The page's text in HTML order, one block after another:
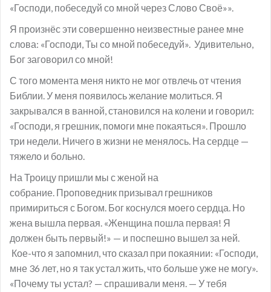
«Господи, побеседуй со мной через Слово Своё»».
Я произнёс эти совершенно неизвестные ранее мне
слова: «Господи, Ты со мной побеседуй». Удивительно,
Бог заговорил со мной!
С того момента меня никто не мог отвлечь от чтения
Библии. У меня появилось желание молиться. Я
закрывался в ванной, становился на колени и говорил:
«Господи, я грешник, помоги мне покаяться». Прошло
три недели. Ничего в жизни не менялось. На сердце —
тяжело и больно.
На Троицу пришли мы с женой на
собрание. Проповедник призывал грешников
примириться с Богом. Бог коснулся моего сердца. Но
жена вышла первая. «Женщина пошла первая! Я
должен быть первый!» — и поспешно вышел за ней.
Кое-что я запомнил, что сказал при покаянии: «Господи,
мне 36 лет, но я так устал жить, что больше уже не могу».
«Почему ты устал? — спрашивали меня. — У тебя